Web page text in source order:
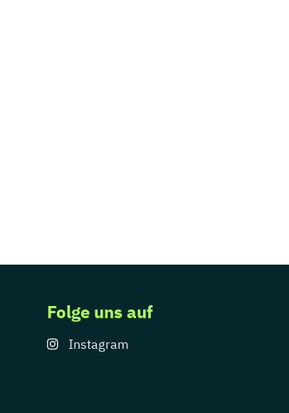
Folge uns auf
Instagram